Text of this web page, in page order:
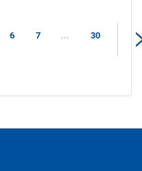
6 7 ... 30